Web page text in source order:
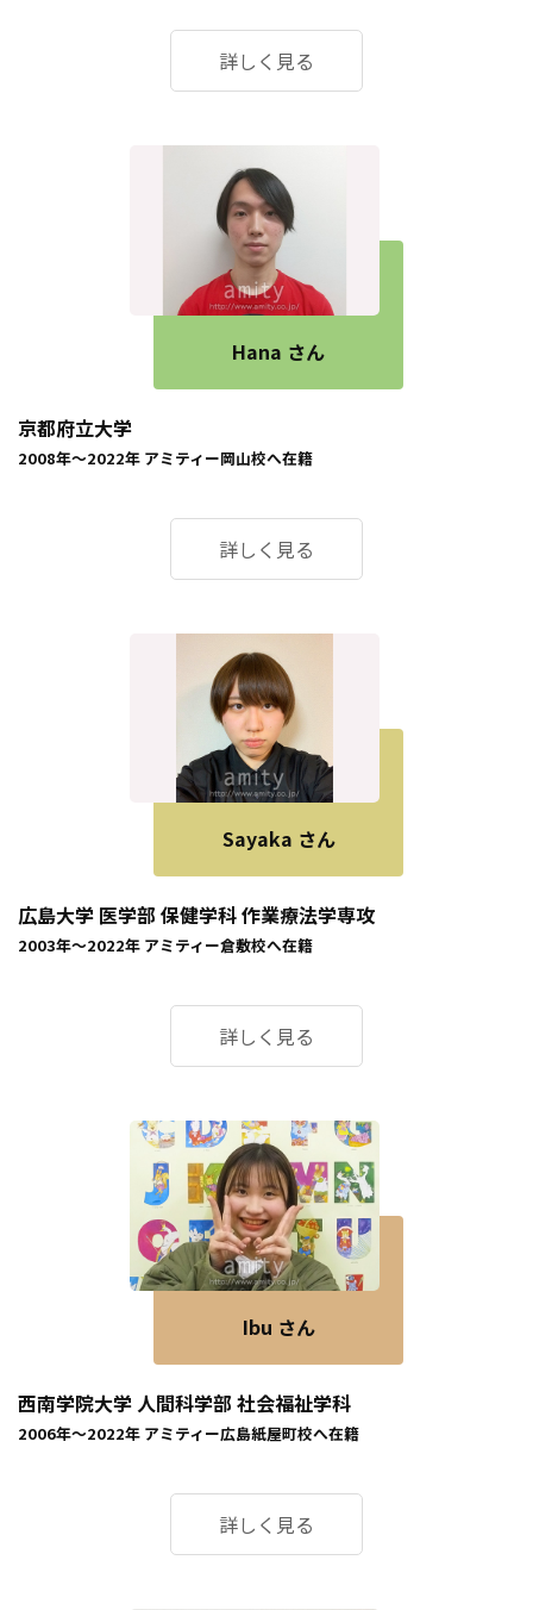
詳しく見る
Hana さん
京都府立大学
2008年～2022年 アミティー岡山校へ在籍
詳しく見る
Sayaka さん
広島大学 医学部 保健学科 作業療法学専攻
2003年～2022年 アミティー倉敷校へ在籍
詳しく見る
Ibu さん
西南学院大学 人間科学部 社会福祉学科
2006年～2022年 アミティー広島紙屋町校へ在籍
詳しく見る